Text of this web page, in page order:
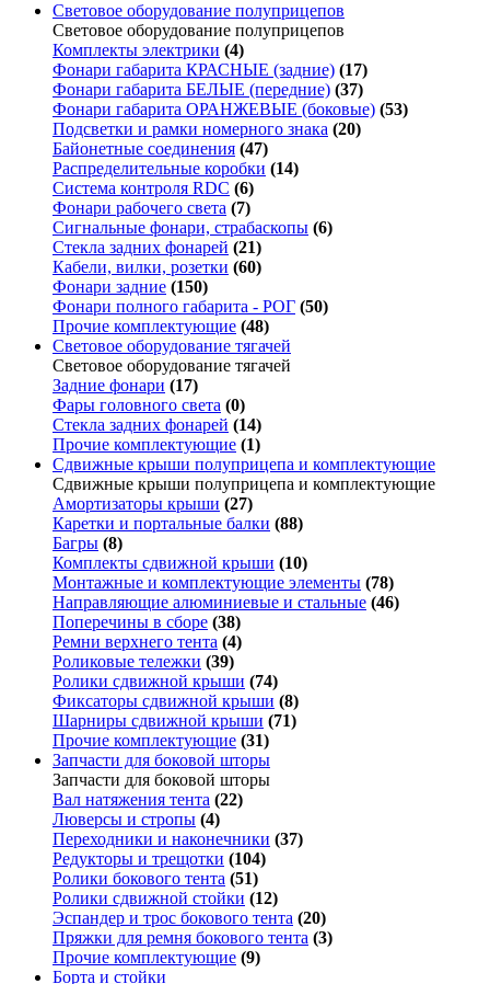
Световое оборудование полуприцепов
Световое оборудование полуприцепов
Комплекты электрики (4)
Фонари габарита КРАСНЫЕ (задние) (17)
Фонари габарита БЕЛЫЕ (передние) (37)
Фонари габарита ОРАНЖЕВЫЕ (боковые) (53)
Подсветки и рамки номерного знака (20)
Байонетные соединения (47)
Распределительные коробки (14)
Система контроля RDC (6)
Фонари рабочего света (7)
Сигнальные фонари, страбаскопы (6)
Стекла задних фонарей (21)
Кабели, вилки, розетки (60)
Фонари задние (150)
Фонари полного габарита - РОГ (50)
Прочие комплектующие (48)
Световое оборудование тягачей
Световое оборудование тягачей
Задние фонари (17)
Фары головного света (0)
Стекла задних фонарей (14)
Прочие комплектующие (1)
Сдвижные крыши полуприцепа и комплектующие
Сдвижные крыши полуприцепа и комплектующие
Амортизаторы крыши (27)
Каретки и портальные балки (88)
Багры (8)
Комплекты сдвижной крыши (10)
Монтажные и комплектующие элементы (78)
Направляющие алюминиевые и стальные (46)
Поперечины в сборе (38)
Ремни верхнего тента (4)
Роликовые тележки (39)
Ролики сдвижной крыши (74)
Фиксаторы сдвижной крыши (8)
Шарниры сдвижной крыши (71)
Прочие комплектующие (31)
Запчасти для боковой шторы
Запчасти для боковой шторы
Вал натяжения тента (22)
Люверсы и стропы (4)
Переходники и наконечники (37)
Редукторы и трещотки (104)
Ролики бокового тента (51)
Ролики сдвижной стойки (12)
Эспандер и трос бокового тента (20)
Пряжки для ремня бокового тента (3)
Прочие комплектующие (9)
Борта и стойки